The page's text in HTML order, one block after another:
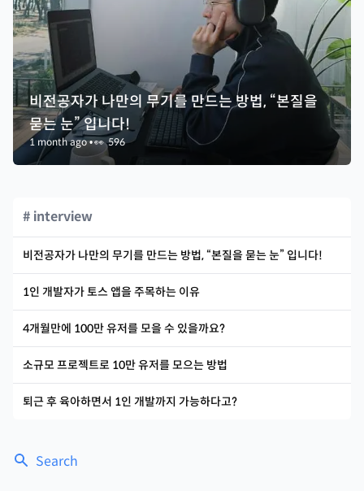
Search
비전공자가 나만의 무기를 만드는 방법, “본질을
묻는 눈” 입니다!
1 month ago•👀596
# interview
비전공자가 나만의 무기를 만드는 방법, “본질을 묻는 눈” 입니다!
1인 개발자가 토스 앱을 주목하는 이유
4개월만에 100만 유저를 모을 수 있을까요?
소규모 프로젝트로 10만 유저를 모으는 방법
퇴근 후 육아하면서 1인 개발까지 가능하다고?